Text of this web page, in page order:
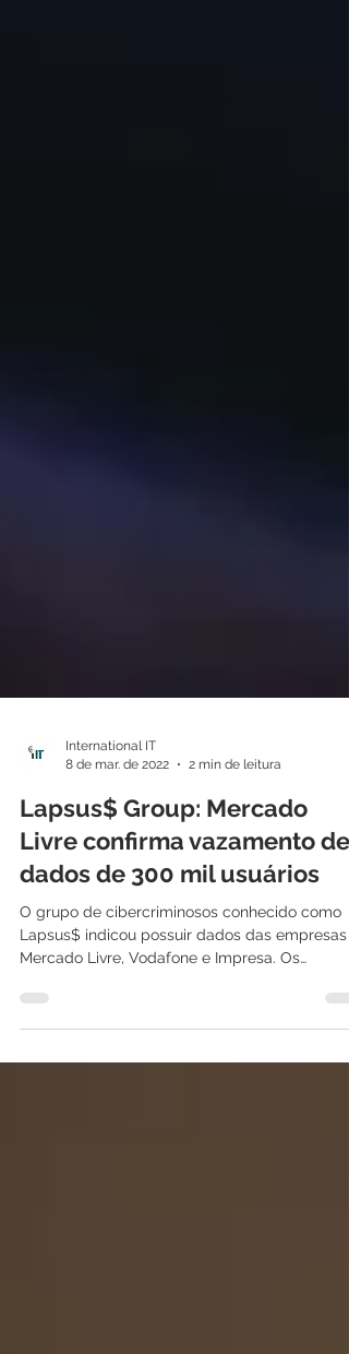
8 de mar. de 2022
2 min de leitura
Lapsus$ Group: Mercado
Livre confirma vazamento de
dados de 300 mil usuários
O grupo de cibercriminosos conhecido como
Mercado Livre, Vodafone e Impresa. Os